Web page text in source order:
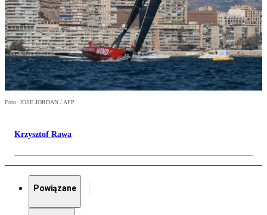
Foto: JOSE JORDAN / AFP
Krzysztof Rawa
Powiązane